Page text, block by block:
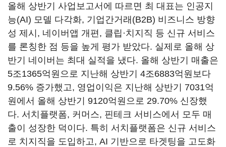
올해 상반기 사업보고서에 따르면 최 대표는 인공지
능(AI) 모델 다각화, 기업간거래(B2B) 비즈니스 방향
성 제시, 네이버앱 개편, 클립·치지직 등 신규 서비스
를 론칭한 점 등을 높게 평가 받았다. 실제로 올해 상
반기 네이버는 최대 실적을 냈다. 올해 상반기 매출은
5조1365억원으로 지난해 상반기 4조6883억원보다
9.56% 증가했고, 영업이익은 지난해 상반기 7031억
원에서 올해 상반기 9120억원으로 29.70% 신장했
다. 서치플랫폼, 커머스, 핀테크 서비스에서 모두 매
출이 성장한 덕이다. 특히 서치플랫폼은 신규 서비스
로 치지직을 도입하고, AI 기반으로 타겟팅을 고도화